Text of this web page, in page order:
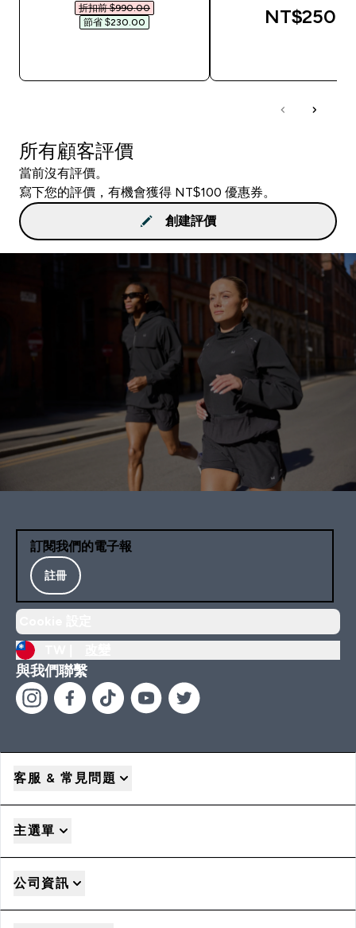
折扣前 $990.00‎
節省 $230.00‎
NT$250‎
所有顧客評價
當前沒有評價。
寫下您的評價，有機會獲得 NT$100 優惠券。
創建評價
訂閱我們的電子報
註冊
與我們聯繫
客服 & 常見問題
主選單
公司資訊